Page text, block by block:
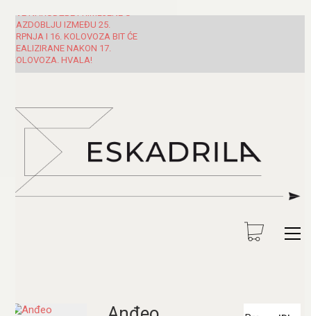
SVE NARUDŽBE PRIMLJENE U
RAZDOBLJU IZMEĐU 25.
SRPNJA I 16. KOLOVOZA BIT ĆE
REALIZIRANE NAKON 17.
KOLOVOZA. HVALA!